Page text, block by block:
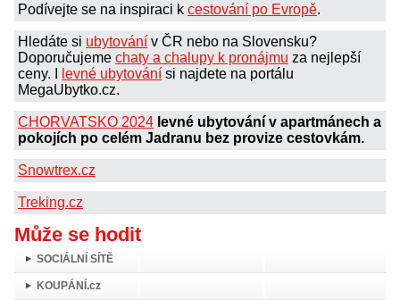
Podívejte se na inspiraci k cestování po Evropě.
Hledáte si ubytování v ČR nebo na Slovensku?
Doporučujeme chaty a chalupy k pronájmu za nejlepší
ceny. I
levné ubytování si najdete na portálu
MegaUbytko.cz.
CHORVATSKO 2024 levné ubytování v apartmánech a
pokojích po celém Jadranu bez provize cestovkám.
Snowtrex.cz
Treking.cz
Může se hodit
SOCIÁLNÍ SÍTĚ
KOUPÁNÍ.cz